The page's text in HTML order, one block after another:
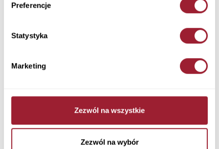
Preferencje
Statystyka
Marketing
Zezwól na wszystkie
Zezwól na wybór
Rozmiar